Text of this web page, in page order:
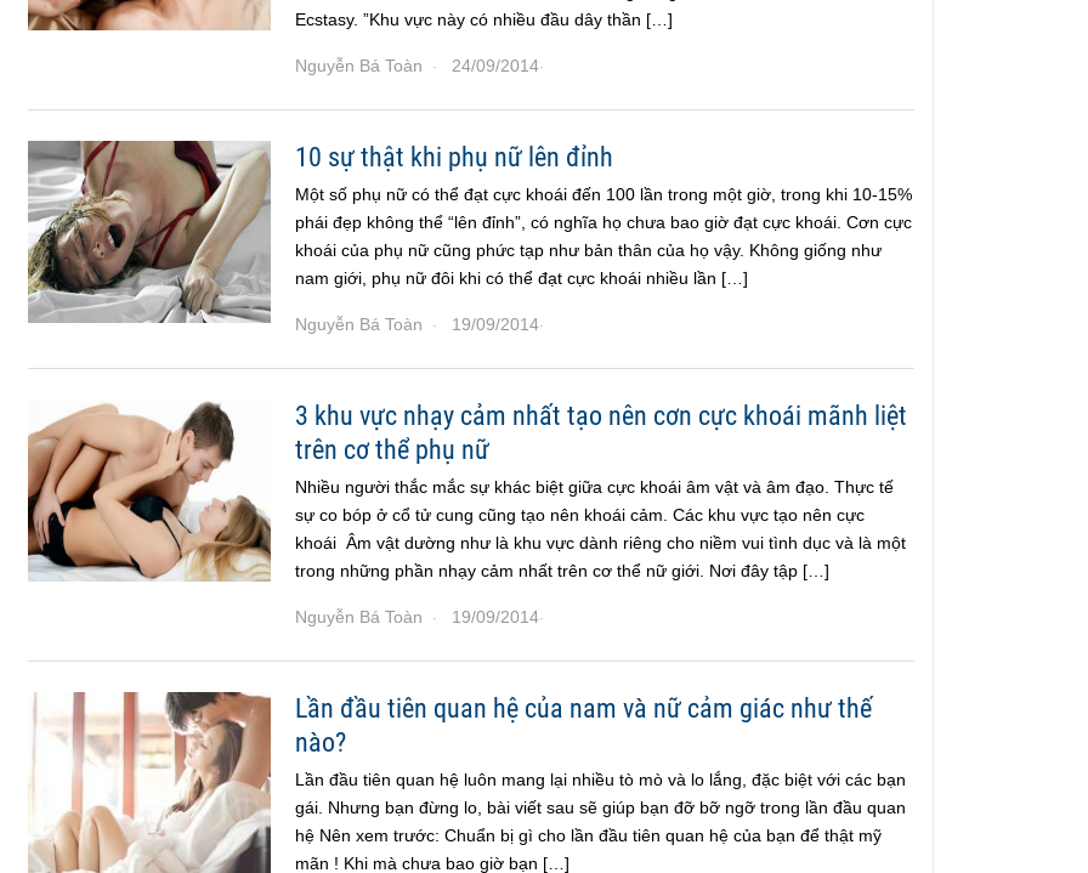
Ecstasy. ”Khu vực này có nhiều đầu dây thần […]
Nguyễn Bá Toàn · 24/09/2014·
10 sự thật khi phụ nữ lên đỉnh
Một số phụ nữ có thể đạt cực khoái đến 100 lần trong một giờ, trong khi 10-15%
phái đẹp không thể “lên đỉnh”, có nghĩa họ chưa bao giờ đạt cực khoái. Cơn cực
khoái của phụ nữ cũng phức tạp như bản thân của họ vậy. Không giống như
nam giới, phụ nữ đôi khi có thể đạt cực khoái nhiều lần […]
Nguyễn Bá Toàn · 19/09/2014·
3 khu vực nhạy cảm nhất tạo nên cơn cực khoái mãnh liệt
trên cơ thể phụ nữ
Nhiều người thắc mắc sự khác biệt giữa cực khoái âm vật và âm đạo. Thực tế
sự co bóp ở cổ tử cung cũng tạo nên khoái cảm. Các khu vực tạo nên cực
khoái Âm vật dường như là khu vực dành riêng cho niềm vui tình dục và là một
trong những phần nhạy cảm nhất trên cơ thể nữ giới. Nơi đây tập […]
Nguyễn Bá Toàn · 19/09/2014·
Lần đầu tiên quan hệ của nam và nữ cảm giác như thế
nào?
Lần đầu tiên quan hệ luôn mang lại nhiều tò mò và lo lắng, đặc biệt với các bạn
gái. Nhưng bạn đừng lo, bài viết sau sẽ giúp bạn đỡ bỡ ngỡ trong lần đầu quan
hệ Nên xem trước: Chuẩn bị gì cho lần đầu tiên quan hệ của bạn để thật mỹ
mãn ! Khi mà chưa bao giờ bạn […]